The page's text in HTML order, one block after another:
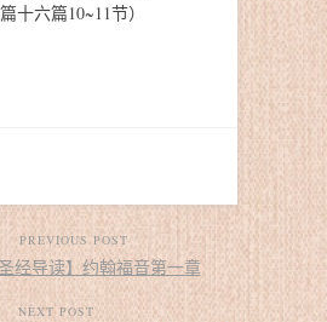
篇十六篇10~11节）
PREVIOUS POST
经导读】约翰福音第一章
NEXT POST